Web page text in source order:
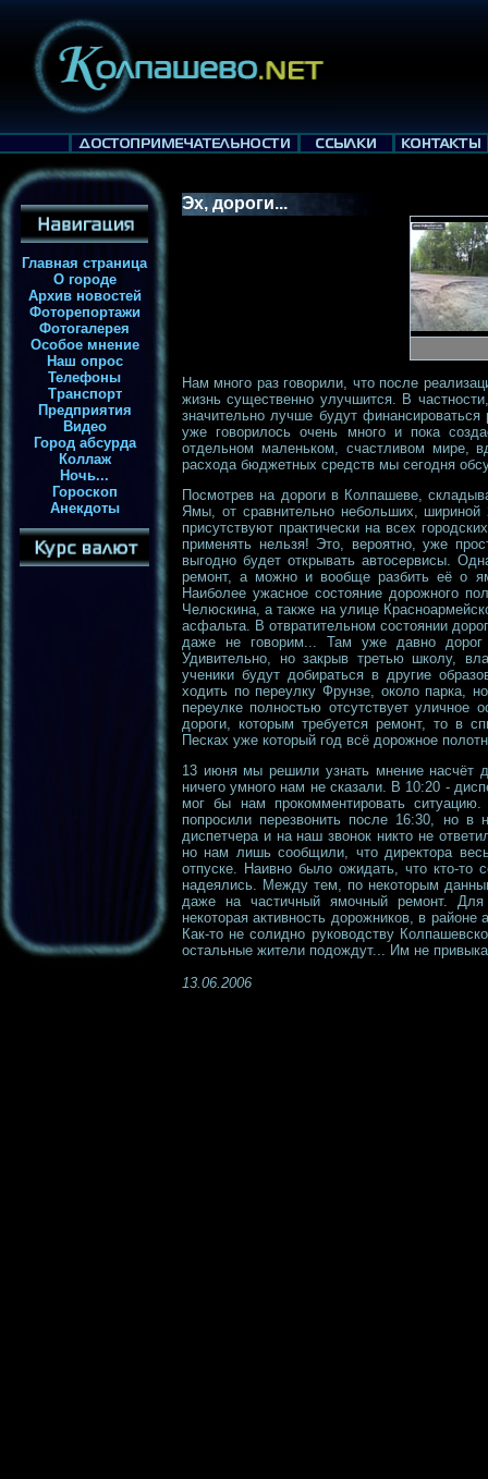
Главная страница
О городе
Архив новостей
Фоторепортажи
Фотогалерея
Особое мнение
Наш опрос
Телефоны
Транспорт
Предприятия
Видео
Город абсурда
Коллаж
Ночь...
Гороскоп
Анекдоты
Эх, дороги...
Нам много раз говорили, что после
жизнь существенно улучшится. В
значительно лучше будут
уже говорилось очень много и пока
отдельном маленьком, счастливом мире,
расхода бюджетных средств мы сегодня
Посмотрев на дороги в Колпашеве,
Ямы, от сравнительно небольших,
присутствуют практически на всех
применять нельзя! Это, вероятно, уже
выгодно будет открывать автосервисы.
ремонт, а можно и вообще разбить её о
Наиболее ужасное состояние дорожного
Челюскина, а также на улице
асфальта. В отвратительном состоянии
даже не говорим... Там уже давно
Удивительно, но закрыв третью школу,
ученики будут добираться в другие
ходить по переулку Фрунзе, около парка,
переулке полностью отсутствует
дороги, которым требуется ремонт, то в
Песках уже который год всё дорожное
13 июня мы решили узнать мнение насчёт
ничего умного нам не сказали. В 10:20 -
мог бы нам прокомментировать
попросили перезвонить после 16:30, но в
диспетчера и на наш звонок никто не
но нам лишь сообщили, что директора
отпуске. Наивно было ожидать, что кто-то
надеялись. Между тем, по некоторым
даже на частичный ямочный ремонт.
некоторая активность дорожников, в
Как-то не солидно руководству
остальные жители подождут... Им не
13.06.2006